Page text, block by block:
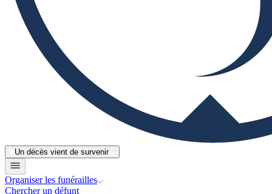
Un décès vient de survenir
Organiser les funérailles
Chercher un défunt